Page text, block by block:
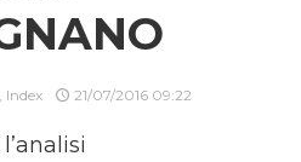
, Index 21/07/2016 09:22